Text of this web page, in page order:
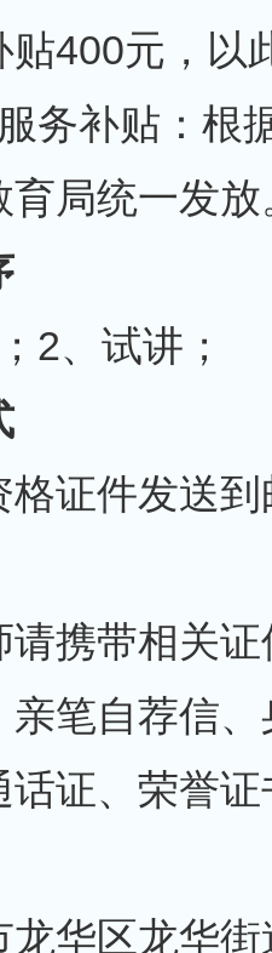
贴400元，以
务补贴：根
育局统一发放
2、试讲；
格证件发送
请携带相关
亲笔自荐信
话证、荣誉
龙华区龙华